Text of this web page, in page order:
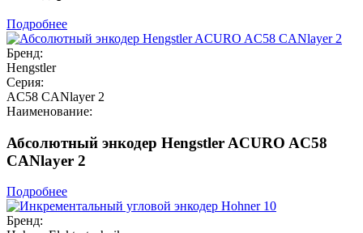
Подробнее
Бренд:
Hengstler
Серия:
AC58 CANlayer 2
Наименование:
Абсолютный энкодер Hengstler ACURO AC58
CANlayer 2
Подробнее
Бренд: